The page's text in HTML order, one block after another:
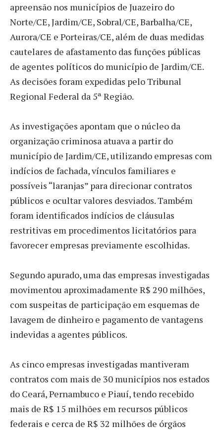
apreensão nos municípios de Juazeiro do
Norte/CE, Jardim/CE, Sobral/CE, Barbalha/CE,
Aurora/CE e Porteiras/CE, além de duas medidas
cautelares de afastamento das funções públicas
de agentes políticos do município de Jardim/CE.
As decisões foram expedidas pelo Tribunal
Regional Federal da 5ª Região.
As investigações apontam que o núcleo da
organização criminosa atuava a partir do
município de Jardim/CE, utilizando empresas com
indícios de fachada, vínculos familiares e
possíveis “laranjas” para direcionar contratos
públicos e ocultar valores desviados. Também
foram identificados indícios de cláusulas
restritivas em procedimentos licitatórios para
favorecer empresas previamente escolhidas.
Segundo apurado, uma das empresas investigadas
movimentou aproximadamente R$ 290 milhões,
com suspeitas de participação em esquemas de
lavagem de dinheiro e pagamento de vantagens
indevidas a agentes públicos.
As cinco empresas investigadas mantiveram
contratos com mais de 30 municípios nos estados
do Ceará, Pernambuco e Piauí, tendo recebido
mais de R$ 15 milhões em recursos públicos
federais e cerca de R$ 32 milhões de órgãos